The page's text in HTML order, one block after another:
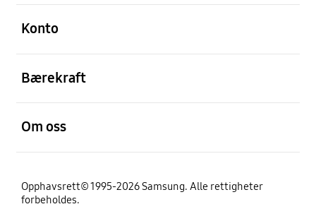
Konto
Bærekraft
Om oss
Opphavsrett© 1995-2026 Samsung. Alle rettigheter
forbeholdes.